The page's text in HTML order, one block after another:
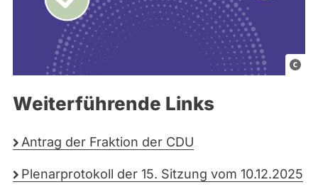
G
e
Weiterführende Links
Antrag der Fraktion der CDU
Plenarprotokoll der 15. Sitzung vom 10.12.2025